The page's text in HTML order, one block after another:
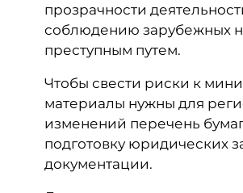
прозрачности
соблюдению зарубежных
преступным путем.
Чтобы свести риски к
материалы нужны для
изменений перечень
подготовку юридических
документации.